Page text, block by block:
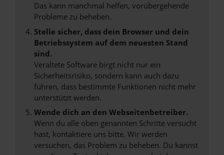
Das kann manchmal helfen, vorübergehende
Probleme zu beheben.
Stelle sicher, dass dein Browser und dein
Betriebssystem auf dem neuesten Stand
sind.
Veraltete Software birgt nicht nur ein
Sicherheitsrisiko, sondern kann auch dazu
führen, dass bestimmte Funktionen nicht mehr
unterstützt werden.
Wende dich an den Webseitenbetreiber.
Wenn du alle oben genannten Schritte versucht
hast, kontaktiere uns bitte. Wir werden
versuchen, das Problem zu beheben. Du kannst